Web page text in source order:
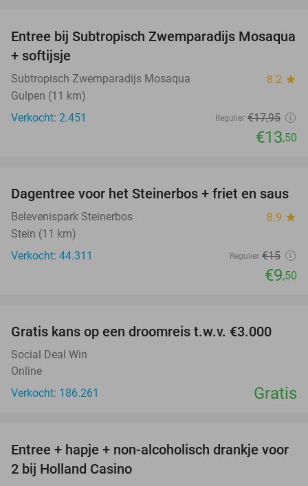
25%
Entree bij Subtropisch Zwemparadijs Mosaqua
+ softijsje
Subtropisch Zwemparadijs Mosaqua 8.2 star
Gulpen (11 km)
Verkocht: 2.451
Regulier €17,95
€13,50
37%
Dagentree voor het Steinerbos + friet en saus
Belevenispark Steinerbos 8.9 star
Stein (11 km)
Verkocht: 44.311
Regulier €15
€9,50
Gratis kans op een droomreis t.w.v. €3.000
Social Deal Win
Online
Verkocht: 186.261
Gratis
52%
Entree + hapje + non-alcoholisch drankje voor
2 bij Holland Casino